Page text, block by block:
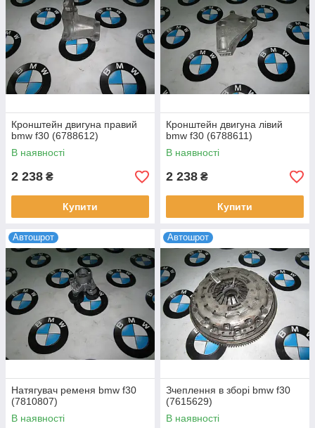
Кронштейн двигуна правий
bmw f30 (6788612)
В наявності
2 238 ₴
Купити
Кронштейн двигуна лівий
bmw f30 (6788611)
В наявності
2 238 ₴
Купити
Автошрот
Натягувач ременя bmw f30
(7810807)
В наявності
Автошрот
Зчеплення в зборі bmw f30
(7615629)
В наявності